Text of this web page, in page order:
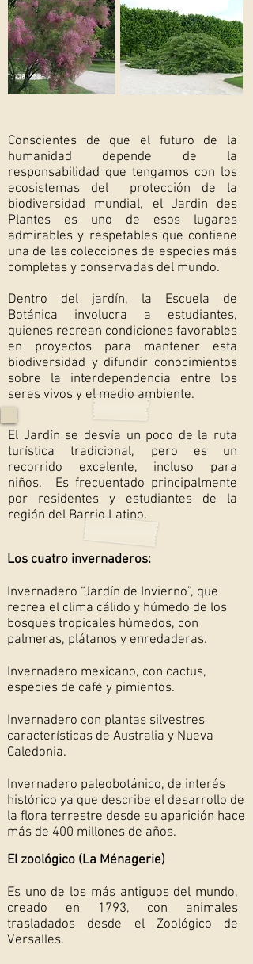
Conscientes de que el futuro de la
humanidad depende de la
responsabilidad que tengamos con los
ecosistemas del
protección de la
biodiversidad mundial, el Jardin des
Plantes es uno de esos lugares
admirables y respetables que contiene
una de las colecciones de especies más
completas y conservadas del mundo.
Dentro del jardín, la Escuela de
Botánica involucra a estudiantes,
quienes recrean condiciones favorables
en proyectos para mantener esta
biodiversidad y difundir conocimientos
sobre la interdependencia entre los
seres vivos y el medio ambiente.
El Jardín se desvía un poco de la ruta
turística tradicional, pero es un
recorrido excelente, incluso para
niños. Es frecuentado principalmente
por residentes y estudiantes de la
región del Barrio Latino.
Los cuatro invernaderos:
Invernadero “Jardín de Invierno”, que
recrea el clima cálido y húmedo de los
bosques tropicales húmedos, con
palmeras, plátanos y enredaderas.
Invernadero mexicano, con cactus,
especies de café y pimientos.
Invernadero con plantas silvestres
características de Australia y Nueva
Caledonia.
Invernadero paleobotánico, de interés
histórico ya que describe el desarrollo de
la flora terrestre desde su aparición hace
más de 400 millones de años.
El zoológico (La Ménagerie)
Es uno de los más antiguos del mundo,
creado en 1793, con animales
trasladados desde el Zoológico de
Versalles.